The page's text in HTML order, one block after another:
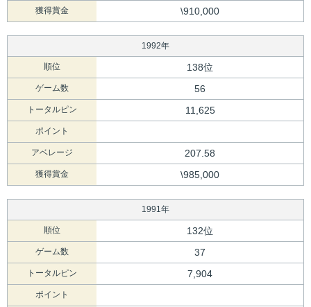
獲得賞金 \910,000
1992年
順位 138位
ゲーム数 56
トータルピン 11,625
ポイント
アベレージ 207.58
獲得賞金 \985,000
1991年
順位 132位
ゲーム数 37
トータルピン 7,904
ポイント